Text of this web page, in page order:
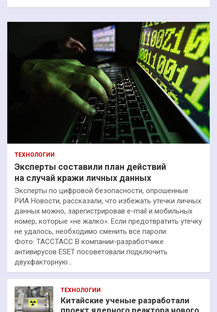
ТЕХНОЛОГИИ
Эксперты составили план действий
на случай кражи личных данных
Эксперты по цифровой безопасности, опрошенные
РИА Новости, рассказали, что избежать утечки личных
данных можно, зарегистрировав e-mail и мобильных
номер, которые «не жалко». Если предотвратить утечку
не удалось, необходимо сменить все пароли.
Фото: ТАССТАСС В компании-разработчике
антивирусов ESET посоветовали подключить
двухфакторную…
ТЕХНОЛОГИИ
Китайские ученые разработали
проект ядерного реактора нового